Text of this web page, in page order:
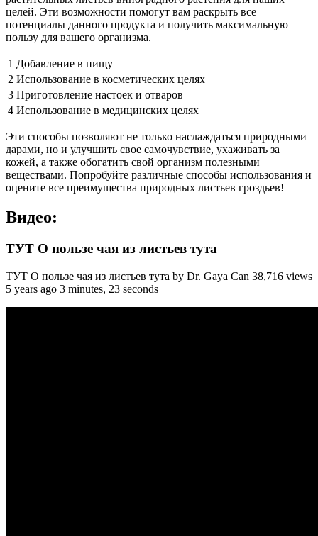
целей. Эти возможности помогут вам раскрыть все
потенциалы данного продукта и получить максимальную
пользу для вашего организма.
1 Добавление в пищу
2 Использование в косметических целях
3 Приготовление настоек и отваров
4 Использование в медицинских целях
Эти способы позволяют не только наслаждаться природными
дарами, но и улучшить свое самочувствие, ухаживать за
кожей, а также обогатить свой организм полезными
веществами. Попробуйте различные способы использования и
оцените все преимущества природных листьев гроздьев!
Видео:
ТУТ О пользе чая из листьев тута
ТУТ О пользе чая из листьев тута by Dr. Gaya Can 38,716 views
5 years ago 3 minutes, 23 seconds